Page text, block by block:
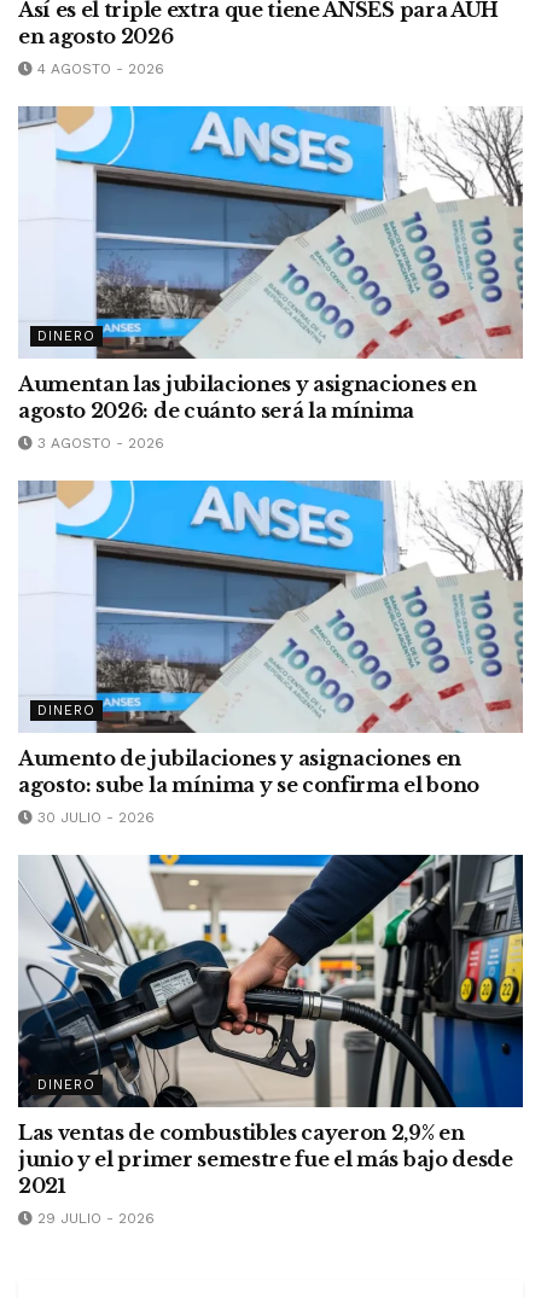
Así es el triple extra que tiene ANSES para AUH
en agosto 2026
4 AGOSTO - 2026
DINERO
Aumentan las jubilaciones y asignaciones en
agosto 2026: de cuánto será la mínima
3 AGOSTO - 2026
DINERO
Aumento de jubilaciones y asignaciones en
agosto: sube la mínima y se confirma el bono
30 JULIO - 2026
DINERO
Las ventas de combustibles cayeron 2,9% en
junio y el primer semestre fue el más bajo desde
2021
29 JULIO - 2026